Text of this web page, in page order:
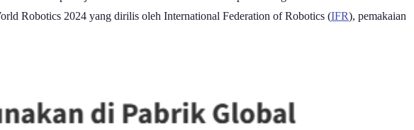
Robotics 2024 yang dirilis oleh International Federation of Robotics (IFR), pemakaian